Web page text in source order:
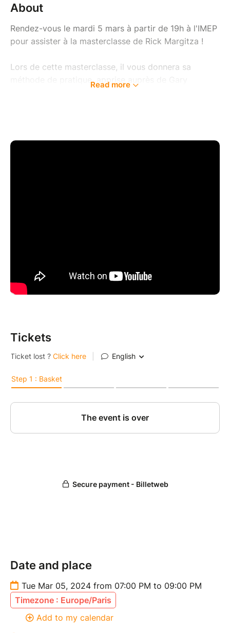
About
Rendez-vous le mardi 5 mars à partir de 19h à l'IMEP
pour assister à la masterclasse de Rick Margitza !
Lors de cette masterclasse, il vous donnera sa
méthode de pratique, apprise auprès de Gary
Rick Margitza est l’un des musiciens les plus
Read more
Tickets
Date and place
Tue Mar 05, 2024 from 07:00 PM to 09:00 PM
Timezone : Europe/Paris
Add to my calendar